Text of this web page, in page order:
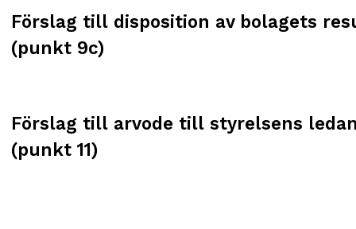
Förslag till disposition av bolagets
(punkt 9c)
Förslag till arvode till styrelsens
(punkt 11)